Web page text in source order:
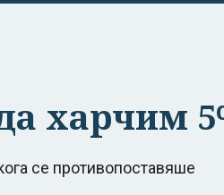
харчим
се противопоставяше